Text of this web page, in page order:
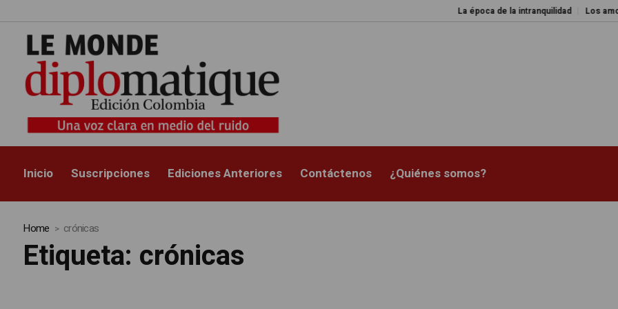
La época de la intranquilidad Los amos
Inicio Suscripciones Ediciones Anteriores Contáctenos ¿Quiénes somos?
Home crónicas
Etiqueta: crónicas